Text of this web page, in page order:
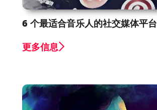
6 个最适合音乐人的社交媒体平台
更多信息